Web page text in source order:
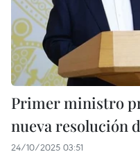
Primer ministro
nueva resolución
24/10/2025 03:51